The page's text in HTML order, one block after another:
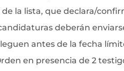
la lista, que declara/
deberán
antes de la fecha
en presencia de 2